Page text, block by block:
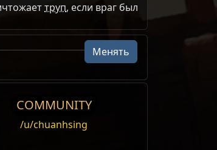
труп, если враг был
Менять
COMMUNITY
/u/chuanhsing